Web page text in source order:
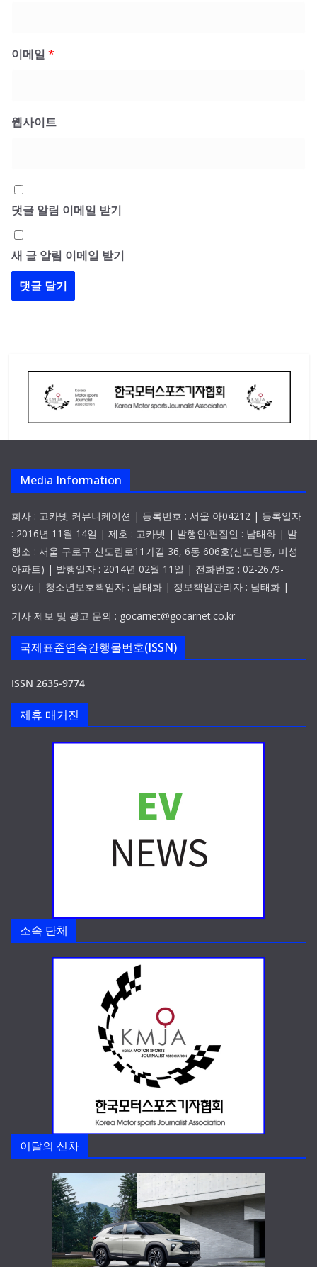
이메일 *
웹사이트
댓글 알림 이메일 받기
새 글 알림 이메일 받기
Media Information
회사 : 고카넷 커뮤니케이션 | 등록번호 : 서울 아04212 | 등록일자
: 2016년 11월 14일 | 제호 : 고카넷 | 발행인·편집인 : 남태화 | 발
행소 : 서울 구로구 신도림로11가길 36, 6동 606호(신도림동, 미성
아파트) | 발행일자 : 2014년 02월 11일 | 전화번호 : 02-2679-
9076 | 청소년보호책임자 : 남태화 | 정보책임관리자 : 남태화 |
기사 제보 및 광고 문의 : gocarnet@gocarnet.co.kr
국제표준연속간행물번호(ISSN)
ISSN 2635-9774
제휴 매거진
소속 단체
이달의 신차